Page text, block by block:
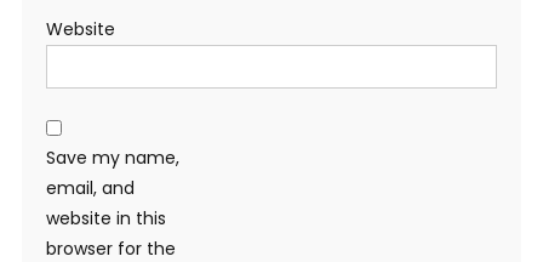
Website
Save my name,
email, and
website in this
browser for the